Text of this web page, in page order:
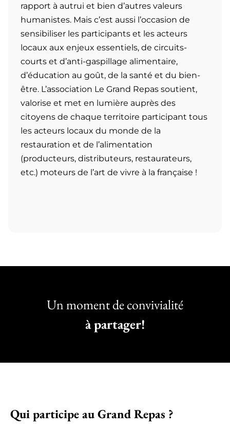
rapport à autrui et bien d’autres valeurs
humanistes. Mais c’est aussi l’occasion de
sensibiliser les participants et les acteurs
locaux aux enjeux essentiels, de circuits-
courts et d’anti-gaspillage alimentaire,
d’éducation au goût, de la santé et du bien-
être. L’association Le Grand Repas soutient,
valorise et met en lumière auprès des
citoyens de chaque territoire participant tous
les acteurs locaux du monde de la
restauration et de l’alimentation
(producteurs, distributeurs, restaurateurs,
etc.) moteurs de l’art de vivre à la française !
Un moment de convivialité
à partager!
Qui participe au Grand Repas ?